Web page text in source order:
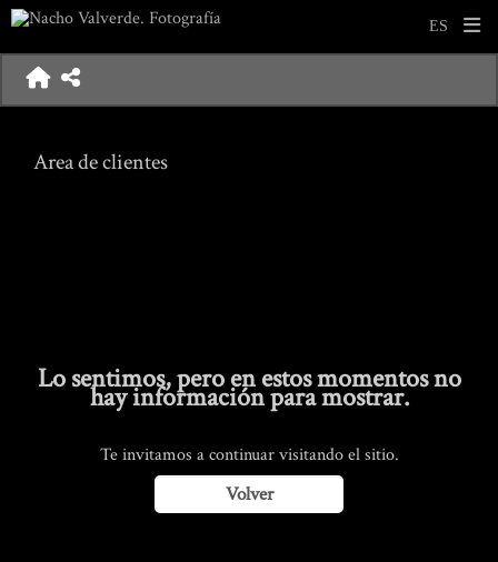
Area de clientes
Lo sentimos, pero en estos momentos no
hay información para mostrar.
Te invitamos a continuar visitando el sitio.
Volver